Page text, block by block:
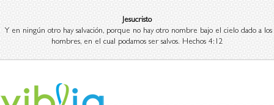
Jesucristo
Y en ningún otro hay salvación, porque no hay otro nombre bajo el cielo dado a los
hombres, en el cual podamos ser salvos. Hechos 4:12